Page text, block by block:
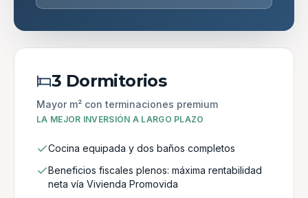
3 Dormitorios
Mayor m² con terminaciones premium
LA MEJOR INVERSIÓN A LARGO PLAZO
Cocina equipada y dos baños completos
Beneficios fiscales plenos: máxima rentabilidad
neta vía Vivienda Promovida